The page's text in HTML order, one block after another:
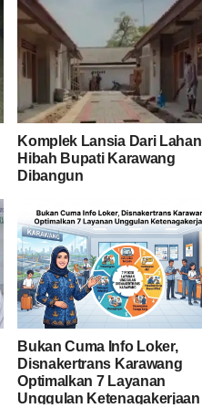
Komplek Lansia Dari Lahan
Hibah Bupati Karawang
Dibangun
Bukan Cuma Info Loker,
Disnakertrans Karawang
Optimalkan 7 Layanan
Unggulan Ketenagakerjaan